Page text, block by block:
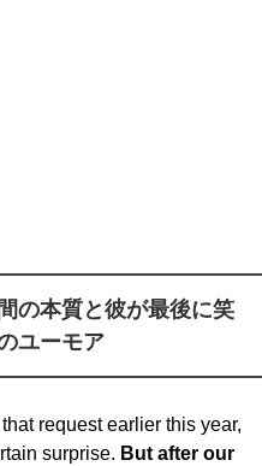
の本質と彼が最後に笑
ユーモア
request earlier this year,
surprise. But after our